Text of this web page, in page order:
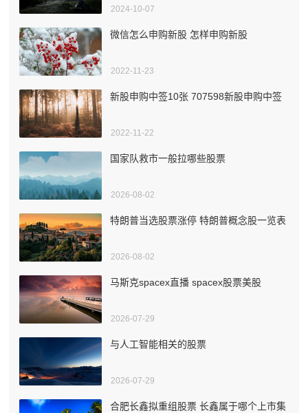
2024-10-07
微信怎么申购新股 怎样申购新股
2022-11-23
新股申购中签10张 707598新股申购中签
2022-11-22
国家队救市一般拉哪些股票
2026-08-02
特朗普当选股票涨停 特朗普概念股一览表
2026-08-02
马斯克spacex直播 spacex股票美股
2026-07-29
与人工智能相关的股票
2026-07-29
合肥长鑫拟重组股票 长鑫属于哪个上市集